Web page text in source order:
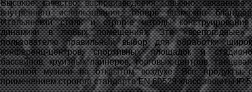
Высокое качество воспроизведения, обычно
внутреннего использования, теперь возможно
Итальянский стиль и строгие методы
динамики в любых помещениях. Эти «всепогодные»
пользователю правильный выбор для обработки
конференц-центров, спортивных площадок и
бассейнов, круизных лайнеров, торговых центров,
фоновой музыки на открытом воздухе. Все продукты
применением строгого стандарта EN 60529 класс защиты IP